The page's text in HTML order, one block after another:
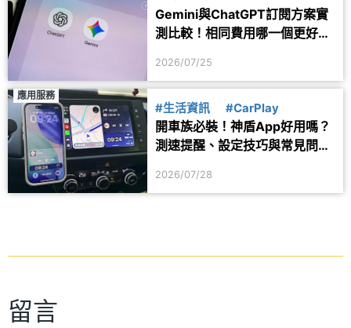
Gemini與ChatGPT訂閱方案實
測比較！相同費用哪一個更好
2026/07/25
應用服務
#生活資訊 #CarPlay
開車族必裝！神盾App好用嗎？
測速提醒、設定技巧與常見問題
2026/07/28
留言